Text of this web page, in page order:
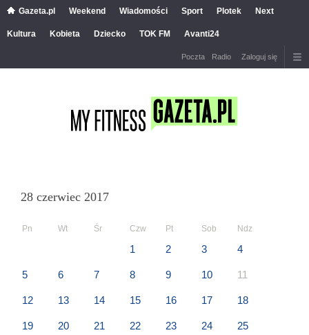
Gazeta.pl Weekend Wiadomości Sport Plotek Next
Kultura Kobieta Dziecko TOK FM Avanti24
Poczta Radio Zaloguj się
28 czerwiec 2017
Pn Wt Śr Czw Pt Sob Ndz
1 2 3 4
5 6 7 8 9 10 11
12 13 14 15 16 17 18
19 20 21 22 23 24 25